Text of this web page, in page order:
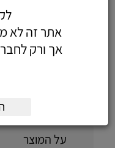
כולל מע"מ
על המוצר
אתר זה לא
אך ורק